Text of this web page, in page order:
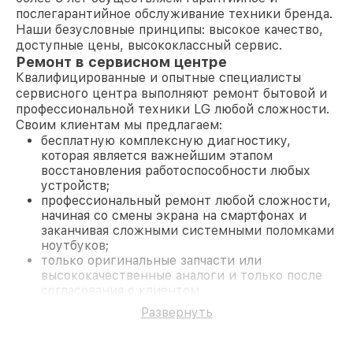
послегарантийное обслуживание техники бренда.
Наши безусловные принципы: высокое качество,
доступные цены, высококлассный сервис.
Ремонт в сервисном центре
Квалифицированные и опытные специалисты
сервисного центра выполняют ремонт бытовой и
профессиональной техники LG любой сложности.
Своим клиентам мы предлагаем:
бесплатную комплексную диагностику,
которая является важнейшим этапом
восстановления работоспособности любых
устройств;
профессиональный ремонт любой сложности,
начиная со смены экрана на смартфонах и
заканчивая сложными системными поломками
ноутбуков;
только оригинальные запчасти или
высококачественные аналоги и только после
согласования с клиентом.
На все работы и замененные комплектующие
предоставляется длительная гарантия. В случае
Развернуть